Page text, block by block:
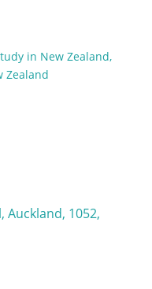
in New Zealand,
Zealand
Auckland, 1052,